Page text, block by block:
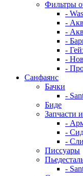
Фильтры
-
-
-
-
-
-
-
Санфаянс
Бачки
-
Биде
Запчасти
-
-
-
Писсуары
-